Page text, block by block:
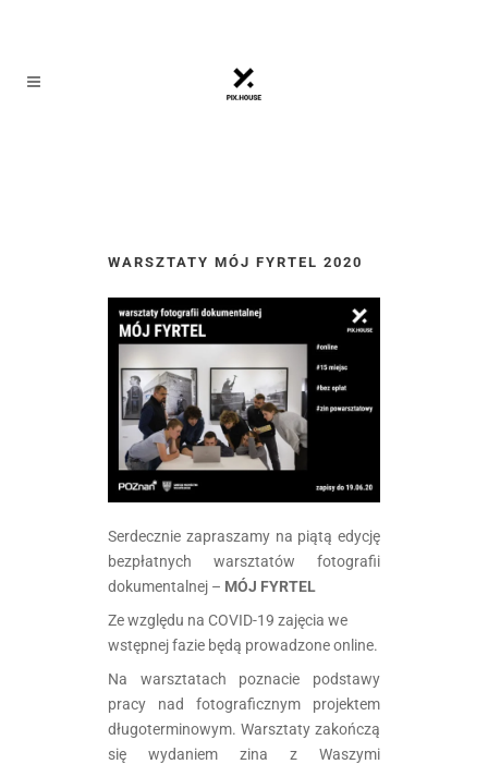
WARSZTATY MÓJ FYRTEL 2020
Serdecznie zapraszamy na piątą edycję
bezpłatnych warsztatów fotografii
dokumentalnej – MÓJ FYRTEL
Ze względu na COVID-19 zajęcia we
wstępnej fazie będą prowadzone online.
Na warsztatach poznacie podstawy
pracy nad fotograficznym projektem
długoterminowym. Warsztaty zakończą
się wydaniem zina z Waszymi